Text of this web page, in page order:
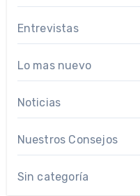
Entrevistas
Lo mas nuevo
Noticias
Nuestros Consejos
Sin categoría